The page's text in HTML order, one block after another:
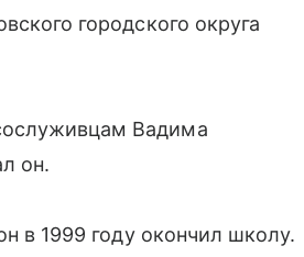
городского округа
Вадима
он.
в 1999 году окончил школу.